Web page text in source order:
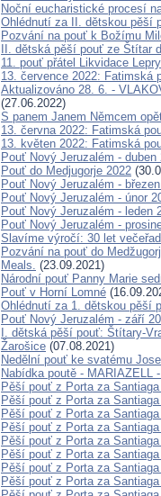
Noční eucharistické procesí
Ohlédnutí za II. dětskou pěší
Pozvání na pouť k Božímu
II. dětská pěší pouť ze Štítar
11. pouť přátel Likvidace Lepry
13. července 2022: Fatimská
Aktualizováno 28. 6. -
(27.06.2022)
S panem Janem Němcem
13. června 2022: Fatimská
13. květen 2022: Fatimská
Pouť Nový Jeruzalém - duben
Pouť do Medjugorje 2022
Pouť Nový Jeruzalém -
Pouť Nový Jeruzalém - únor
Pouť Nový Jeruzalém - leden
Pouť Nový Jeruzalém -
Slavíme výročí: 30 let
Pozvání na pouť do
Meals. (23.09.2021)
Národní pouť Panny Marie
Pouť v Horní Lomné
Ohlédnutí za 1. dětskou pěší
Pouť Nový Jeruzalém - září
I. dětská pěší pouť: Štítary-
Žarošice (07.08.2021)
Nedělní pouť ke svatému
Nabídka poutě - MARIAZELL
Pěší pouť z Porta za
Pěší pouť z Porta za
Pěší pouť z Porta za
Pěší pouť z Porta za
Pěší pouť z Porta za
Pěší pouť z Porta za
Pěší pouť z Porta za
Pěší pouť z Porta za